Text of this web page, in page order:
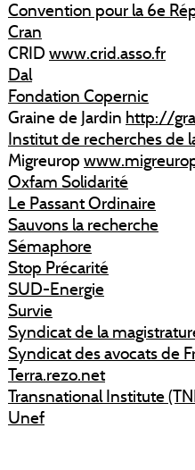
Convention pour la 6e
Cran
CRID www.crid.asso.fr
Dal
Fondation Copernic
Graine de Jardin http://
Institut de recherches de
Migreurop
Oxfam Solidarité
Le Passant Ordinaire
Sauvons la recherche
Sémaphore
Stop Précarité
SUD-Energie
Survie
Syndicat de la
Syndicat des avocats de
Terra.rezo.net
Transnational Institute
Unef